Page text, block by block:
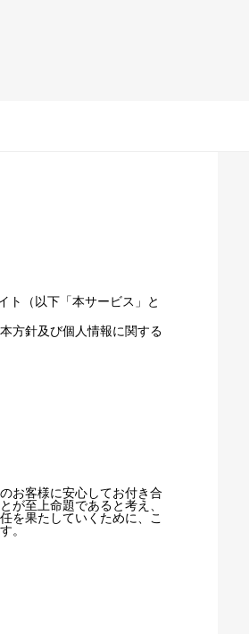
ト（以下「本サービス」と
方針及び個人情報に関する
お客様に安心してお付き合
が至上命題であると考え、
を果たしていくために、こ
。